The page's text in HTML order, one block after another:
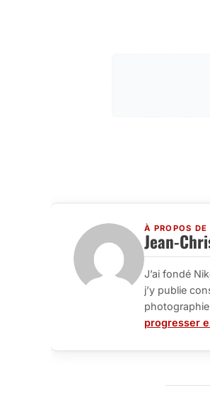
À PROPOS
Jean-
J’ai fondé
j’y publie
progresser